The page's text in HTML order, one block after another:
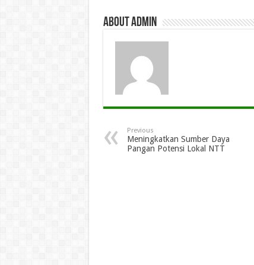
About admin
Previous
Meningkatkan Sumber Daya
Pangan Potensi Lokal NTT